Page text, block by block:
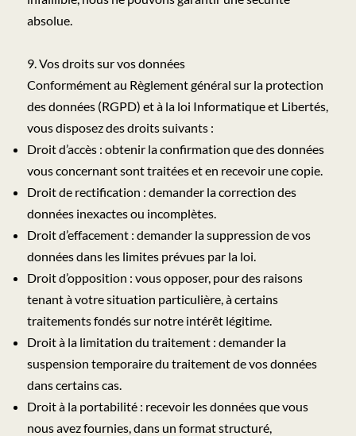
absolue.
9. Vos droits sur vos données
Conformément au Règlement général sur la protection
des données (RGPD) et à la loi Informatique et Libertés,
vous disposez des droits suivants :
Droit d’accès : obtenir la confirmation que des données
vous concernant sont traitées et en recevoir une copie.
Droit de rectification : demander la correction des
données inexactes ou incomplètes.
Droit d’effacement : demander la suppression de vos
données dans les limites prévues par la loi.
Droit d’opposition : vous opposer, pour des raisons
tenant à votre situation particulière, à certains
traitements fondés sur notre intérêt légitime.
Droit à la limitation du traitement : demander la
suspension temporaire du traitement de vos données
dans certains cas.
Droit à la portabilité : recevoir les données que vous
nous avez fournies, dans un format structuré,